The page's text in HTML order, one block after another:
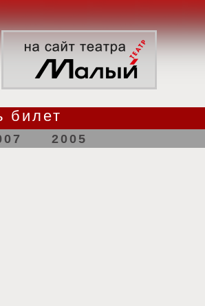
билет
2005